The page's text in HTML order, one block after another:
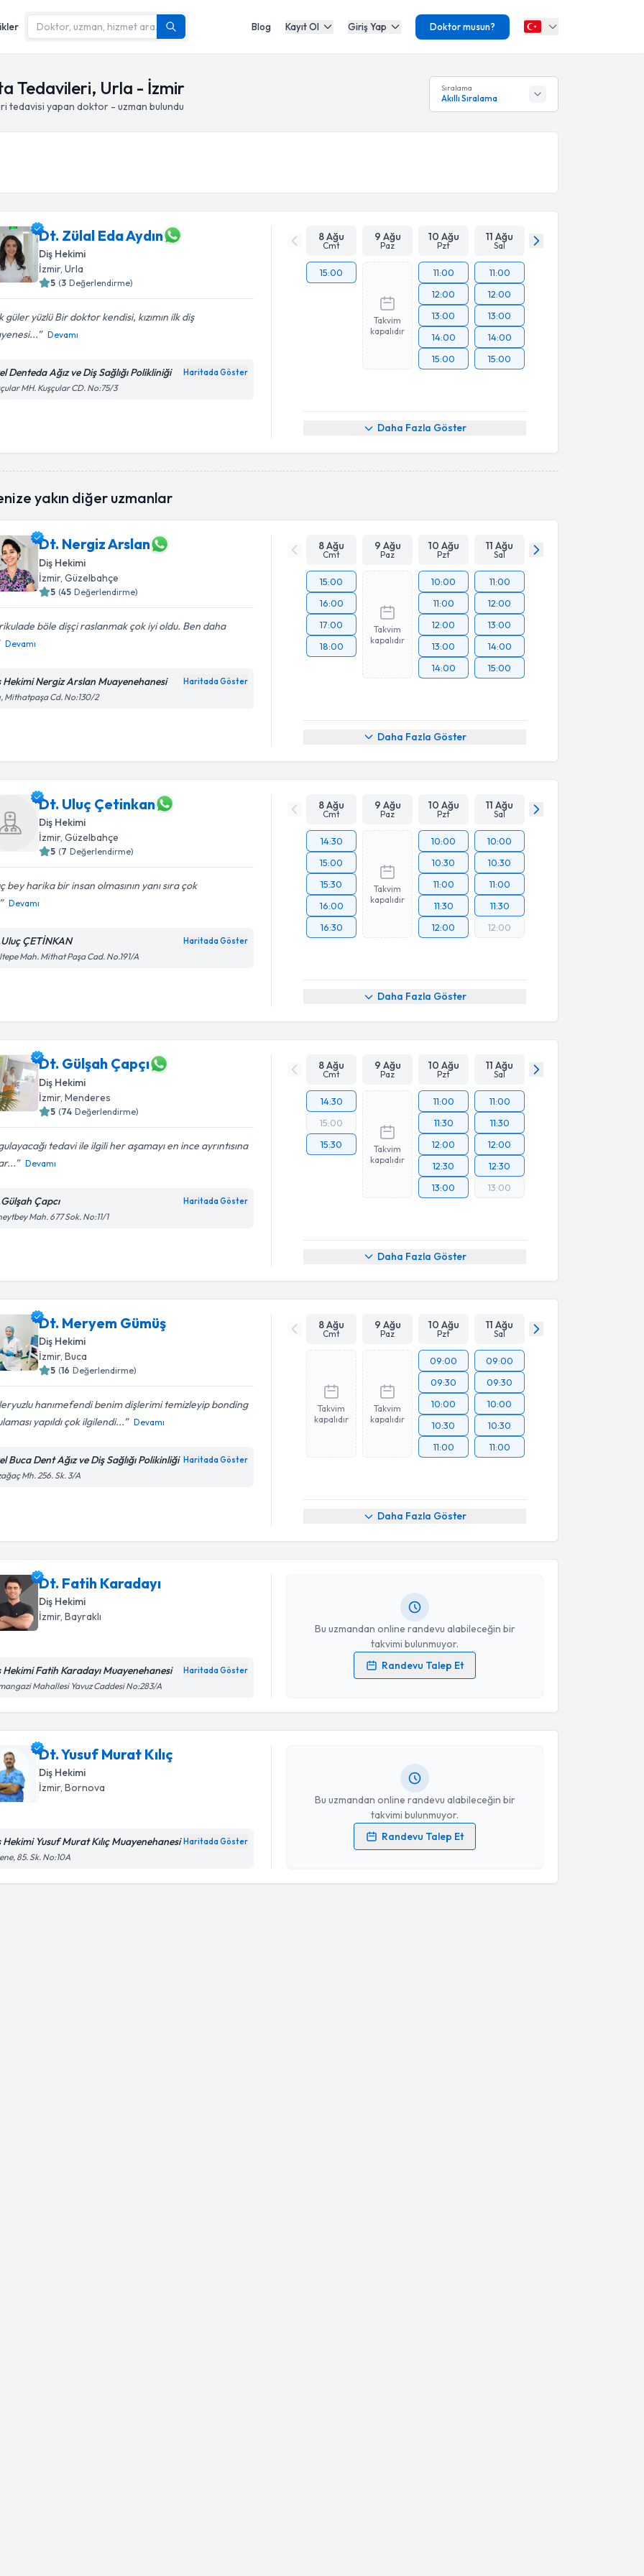
Blog Kayıt Ol Giriş Yap Doktor musun?
Tedavileri, Urla - İzmir
tedavisi yapan doktor - uzman bulundu
Sıralama
Akıllı Sıralama
Dt. Zülal Eda Aydın
Diş Hekimi
İzmir, Urla
5 (3 Değerlendirme)
güler yüzlü Bir doktor kendisi, kızımın ilk diş
Devamı
Denteda Ağız ve Diş Sağlığı Polikliniği Haritada Göster
MH. Kuşçular CD. No:75/3
8 Ağu
Cmt
9 Ağu
Paz
10 Ağu
Pzt
11 Ağu
Sal
15:00
Takvim
kapalıdır
11:00
12:00
13:00
14:00
15:00
11:00
12:00
13:00
14:00
15:00
Daha Fazla Göster
yakın diğer uzmanlar
Dt. Nergiz Arslan
Diş Hekimi
İzmir, Güzelbahçe
5 (45 Değerlendirme)
böle dișçi raslanmak çok iyi oldu. Ben daha
Devamı
Hekimi Nergiz Arslan Muayenehanesi Haritada Göster
Mithatpaşa Cd. No:130/2
8 Ağu
Cmt
9 Ağu
Paz
10 Ağu
Pzt
11 Ağu
Sal
15:00
16:00
17:00
18:00
Takvim
kapalıdır
10:00
11:00
12:00
13:00
14:00
11:00
12:00
13:00
14:00
15:00
Daha Fazla Göster
Dt. Uluç Çetinkan
Diş Hekimi
İzmir, Güzelbahçe
5 (7 Değerlendirme)
bey harika bir insan olmasının yanı sıra çok
Devamı
ÇETİNKAN Haritada Göster
Mah. Mithat Paşa Cad. No.191/A
8 Ağu
Cmt
9 Ağu
Paz
10 Ağu
Pzt
11 Ağu
Sal
14:30
15:00
15:30
16:00
16:30
Takvim
kapalıdır
10:00
10:30
11:00
11:30
12:00
10:00
10:30
11:00
11:30
12:00
Daha Fazla Göster
Dt. Gülşah Çapçı
Diş Hekimi
İzmir, Menderes
5 (74 Değerlendirme)
tedavi ile ilgili her aşamayı en ince ayrıntısına
Devamı
Çapcı Haritada Göster
Mah. 677 Sok. No:11/1
8 Ağu
Cmt
9 Ağu
Paz
10 Ağu
Pzt
11 Ağu
Sal
14:30
15:00
15:30
Takvim
kapalıdır
11:00
11:30
12:00
12:30
13:00
11:00
11:30
12:00
12:30
13:00
Daha Fazla Göster
Dt. Meryem Gümüş
Diş Hekimi
İzmir, Buca
5 (16 Değerlendirme)
hanımefendi benim dişlerimi temizleyip bonding
yapıldı çok ilgilendi...
Devamı
Buca Dent Ağız ve Diş Sağlığı Polikinliği Haritada Göster
Mh. 256. Sk. 3/A
8 Ağu
Cmt
9 Ağu
Paz
10 Ağu
Pzt
11 Ağu
Sal
Takvim
kapalıdır
Takvim
kapalıdır
09:00
09:30
10:00
10:30
11:00
09:00
09:30
10:00
10:30
11:00
Daha Fazla Göster
Dt. Fatih Karadayı
Diş Hekimi
İzmir, Bayraklı
Hekimi Fatih Karadayı Muayenehanesi Haritada Göster
Mahallesi Yavuz Caddesi No:283/A
Bu uzmandan online randevu alabileceğin bir
takvimi bulunmuyor.
Randevu Talep Et
Randevu Takvimi Talebi
Kişisel verilerimin işlenmesine ilişkinAydınlatma Metni
Dt. Yusuf Murat Kılıç
Diş Hekimi
İzmir, Bornova
Hekimi Yusuf Murat Kılıç Muayenehanesi Haritada Göster
85. Sk. No:10A
Bu uzmandan online randevu alabileceğin bir
takvimi bulunmuyor.
Randevu Talep Et
Randevu Takvimi Talebi
Kişisel verilerimin işlenmesine ilişkinAydınlatma Metni